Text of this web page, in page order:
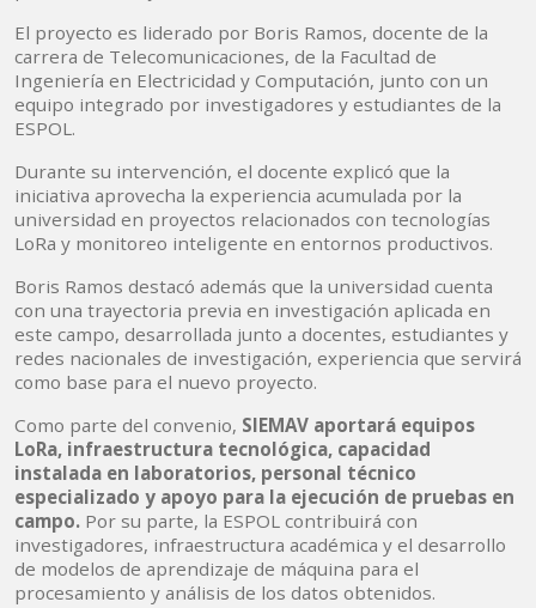
El proyecto es liderado por Boris Ramos, docente de la
carrera de Telecomunicaciones, de la Facultad de
Ingeniería en Electricidad y Computación, junto con un
equipo integrado por investigadores y estudiantes de la
ESPOL.
Durante su intervención, el docente explicó que la
iniciativa aprovecha la experiencia acumulada por la
universidad en proyectos relacionados con tecnologías
LoRa y monitoreo inteligente en entornos productivos.
Boris Ramos destacó además que la universidad cuenta
con una trayectoria previa en investigación aplicada en
este campo, desarrollada junto a docentes, estudiantes y
redes nacionales de investigación, experiencia que servirá
como base para el nuevo proyecto.
Como parte del convenio, SIEMAV aportará equipos
LoRa, infraestructura tecnológica, capacidad
instalada en laboratorios, personal técnico
especializado y apoyo para la ejecución de pruebas en
campo. Por su parte, la ESPOL contribuirá con
investigadores, infraestructura académica y el desarrollo
de modelos de aprendizaje de máquina para el
procesamiento y análisis de los datos obtenidos.